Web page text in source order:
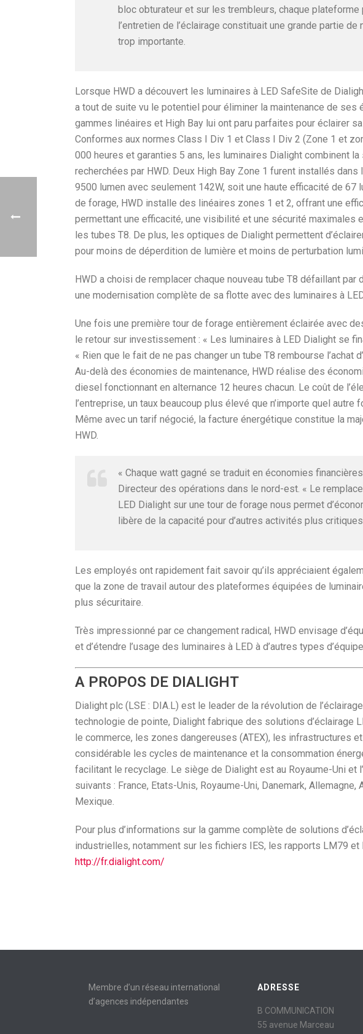
bloc obturateur et sur les trembleurs, chaque
l’entretien de l’éclairage constituait une grande partie
trop importante.
Lorsque HWD a découvert les luminaires à LED SafeSite de
a tout de suite vu le potentiel pour éliminer la maintenance de ses
gammes linéaires et High Bay lui ont paru parfaites pour éclairer
Conformes aux normes Class I Div 1 et Class I Div 2 (Zone 1 et
000 heures et garanties 5 ans, les luminaires Dialight combinent
recherchées par HWD. Deux High Bay Zone 1 furent installés
9500 lumen avec seulement 142W, soit une haute efficacité de 67
de forage, HWD installe des linéaires zones 1 et 2, offrant une
permettant une efficacité, une visibilité et une sécurité maximales
les tubes T8. De plus, les optiques de Dialight permettent
pour moins de déperdition de lumière et moins de perturbation
HWD a choisi de remplacer chaque nouveau tube T8 défaillant
une modernisation complète de sa flotte avec des luminaires à
Une fois une première tour de forage entièrement éclairée avec
le retour sur investissement : « Les luminaires à LED Dialight se
« Rien que le fait de ne pas changer un tube T8 rembourse l’achat
Au-delà des économies de maintenance, HWD réalise des
diesel fonctionnant en alternance 12 heures chacun. Le coût de
l’entreprise, un taux beaucoup plus élevé que n’importe quel
Même avec un tarif négocié, la facture énergétique constitue la
HWD.
« Chaque watt gagné se traduit en économies
Directeur des opérations dans le nord-est. « Le
LED Dialight sur une tour de forage nous permet
libère de la capacité pour d’autres activités plus
Les employés ont rapidement fait savoir qu’ils appréciaient
que la zone de travail autour des plateformes équipées de
plus sécuritaire.
Très impressionné par ce changement radical, HWD envisage
et d’étendre l’usage des luminaires à LED à d’autres types
A PROPOS DE DIALIGHT
Dialight plc (LSE : DIA.L) est le leader de la révolution de
technologie de pointe, Dialight fabrique des solutions d’éclairage
le commerce, les zones dangereuses (ATEX), les infrastructures
considérable les cycles de maintenance et la consommation
facilitant le recyclage. Le siège de Dialight est au Royaume-Uni et
suivants : France, Etats-Unis, Royaume-Uni, Danemark,
Mexique.
Pour plus d’informations sur la gamme complète de solutions
industrielles, notamment sur les fichiers IES, les rapports LM79
http://fr.dialight.com/
Membre d’un réseau international
d’agences indépendantes
ADRESSE
B COMMUNICATION
55 avenue Marceau